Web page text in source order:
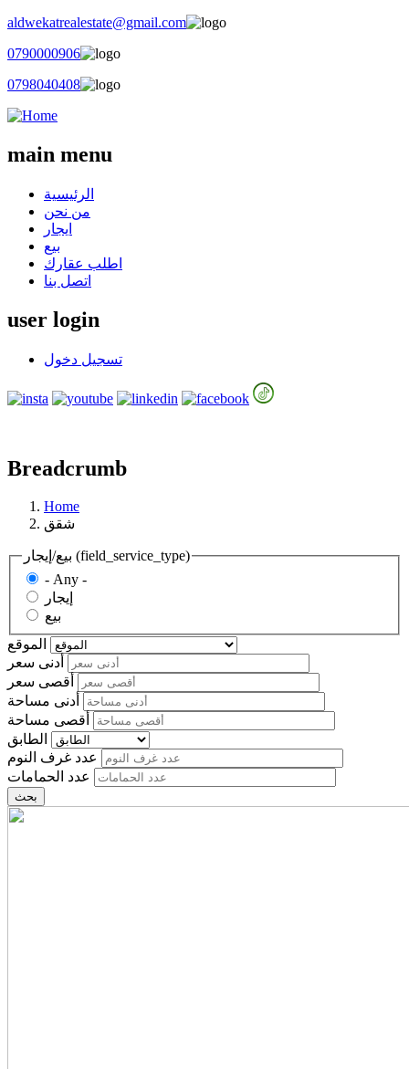
aldwekatrealestate@gmail.com
0790000906
0798040408
main menu
الرئيسية
من نحن
ايجار
بيع
اطلب عقارك
اتصل بنا
user login
تسجيل دخول
Breadcrumb
Home
شقق
بيع/إيجار (field_service_type)
- Any -
إيجار
بيع
الموقع
أدنى سعر
أقصى سعر
أدنى مساحة
أقصى مساحة
الطابق
عدد غرف النوم